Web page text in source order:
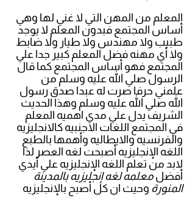
المعلم من المهن التي لا غني لها وهي
أساس المجتمع فبدون المعلم لا يوجد
طبيب ولا مهندس ولا طيار ولا ضابط
ولا أي مهنه فضل المعلم كبير جدا علي
المجتمع فهو أساس المجتمع كما قال
الرسول صلي الله عليه وسلم من
علمني حرفا صرت له عبدا صدق رسول
الله صلي الله عليه وسلم وهذا الحديث
الشريف يدل علي مدي اهميه المعلم
في المجتمع اللغات الاجنبيه كالانجليزيه
والفرنسيه والايطاليه وأهمها بالطبع
اللغه الإنجليزيه أصبحت لغه العصر لذا
لابد من تعلم اللغه الإنجليزيه علي أيدي
أفضل معلمه لغه إنجليزيه بالمدينة
المنورة وحيث ان كل أصبح بالإنجليزيه